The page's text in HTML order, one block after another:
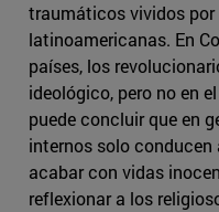
traumáticos vividos
latinoamericanas. En
países, los
ideológico, pero no en
puede concluir que en
internos solo conducen
acabar con vidas
reflexionar a los